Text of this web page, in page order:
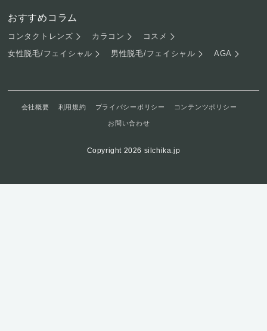
おすすめコラム
コンタクトレンズ カラコン
コスメ
女性脱毛/フェイシャル
男性脱毛/フェイシャル AGA
会社概要 利用規約 プライバシーポリシー コンテンツポリシー
お問い合わせ
Copyright 2026 silchika.jp